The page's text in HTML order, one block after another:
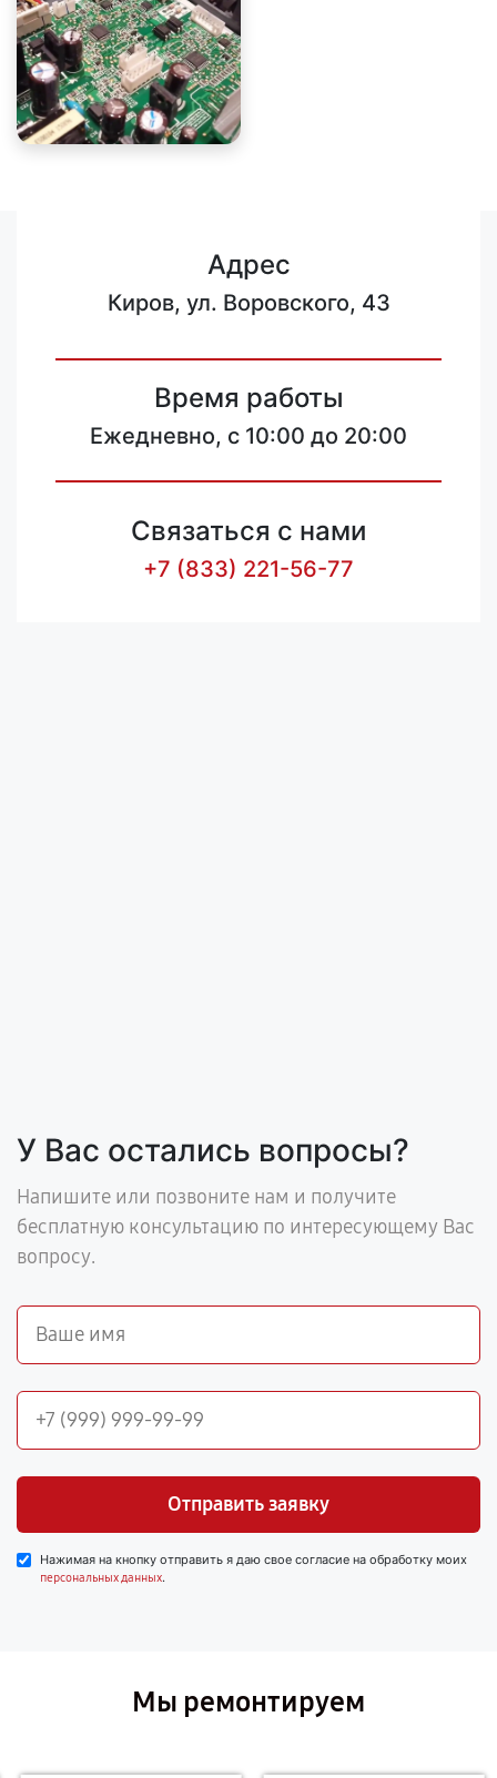
Адрес
Киров, ул. Воровского, 43
Время работы
Ежедневно, с 10:00 до 20:00
Связаться с нами
+7 (833) 221-56-77
У Вас остались вопросы?
Напишите или позвоните нам и получите
бесплатную консультацию по интересующему Вас
вопросу.
Отправить заявку
Нажимая на кнопку отправить я даю свое согласие на обработку моих
персональных данных.
Мы ремонтируем